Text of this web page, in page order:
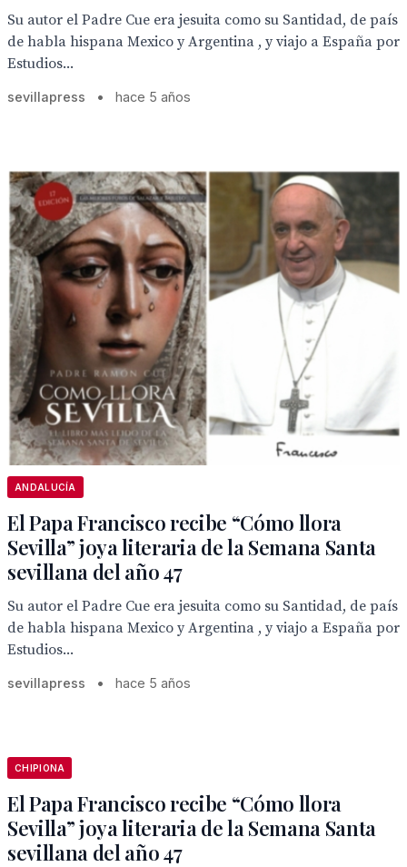
Su autor el Padre Cue era jesuita como su Santidad, de país
de habla hispana Mexico y Argentina , y viajo a España por
Estudios...
sevillapress • hace 5 años
ANDALUCÍA
El Papa Francisco recibe “Cómo llora
Sevilla” joya literaria de la Semana Santa
sevillana del año 47
Su autor el Padre Cue era jesuita como su Santidad, de país
de habla hispana Mexico y Argentina , y viajo a España por
Estudios...
sevillapress • hace 5 años
CHIPIONA
El Papa Francisco recibe “Cómo llora
Sevilla” joya literaria de la Semana Santa
sevillana del año 47